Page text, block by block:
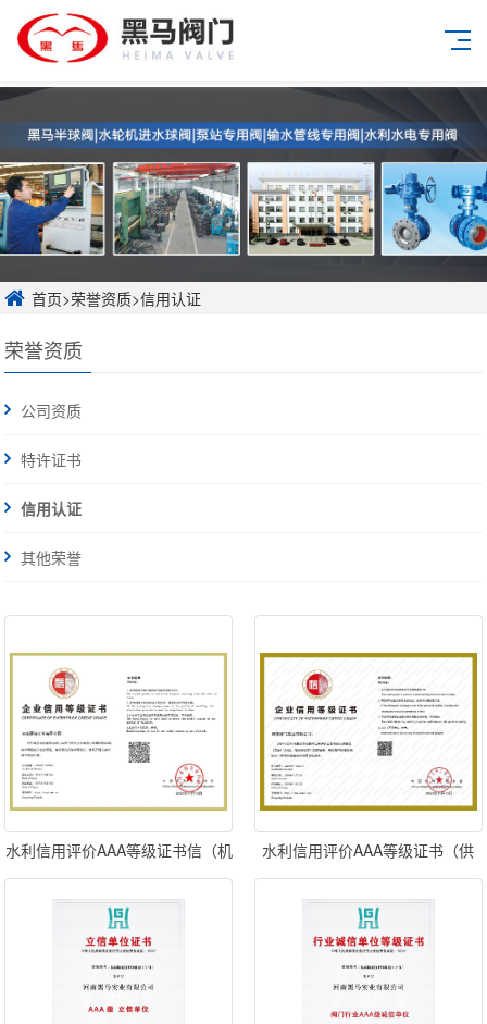
首页>荣誉资质>信用认证
荣誉资质
公司资质
特许证书
信用认证
其他荣誉
水利信用评价AAA等级证书信（机
械制造）
水利信用评价AAA等级证书（供
货）